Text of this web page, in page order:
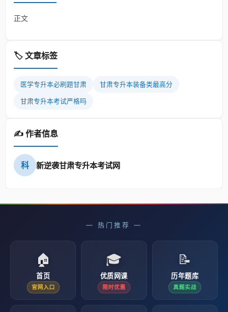
正文
🏷️ 文章标签
医学专升本必刷题甘肃 甘肃专升本装备类最高分
甘肃专升本考试严格吗
✍️ 作者信息
科 新逆袭甘肃专升本考试网
— 热门推荐 —
🏠
首页
官网入口
🎓
优质网课
限时优惠
📝
历年题库
真题实战